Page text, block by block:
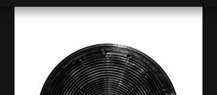
Вытяжки Декоративные
Вытяжки Интегрированные
Аксессуары
Образцы цветов
Инструкции